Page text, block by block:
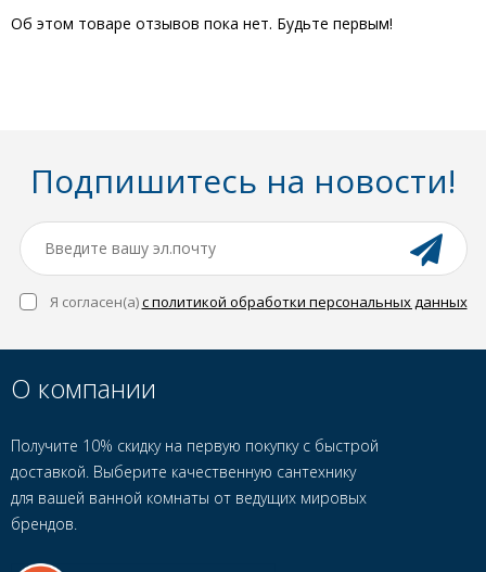
Об этом товаре отзывов пока нет. Будьте первым!
Подпишитесь на новости!
Я согласен(a)с политикой обработки персональных данных
О компании
Получите 10% скидку на первую покупку с быстрой
доставкой. Выберите качественную сантехнику
для вашей ванной комнаты от ведущих мировых
брендов.